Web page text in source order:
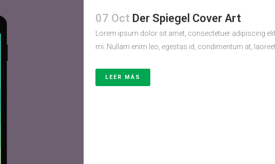
07 Oct Der Spiegel Cover Art
Lorem ipsum dolor sit amet, consectetuer adipiscing
mi. Nullam enim leo, egestas id, condimentum at,
LEER MÁS